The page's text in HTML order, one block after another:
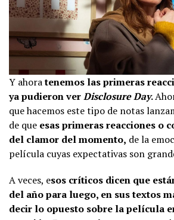
Y ahoratenemos las primeras
ya pudieron verDisclosure Day.
que hacemos este tipo de notas
de que esas primeras reacciones o
del clamor del momento, de la
película cuyas expectativas son
A veces, esos críticos dicen que
del año para luego, en sus textos
decir lo opuesto sobre la película